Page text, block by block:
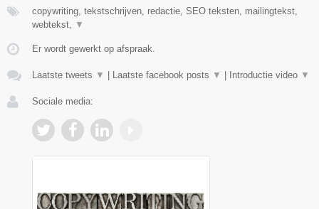
copywriting, tekstschrijven, redactie, SEO teksten, mailingtekst,
webtekst,
▼
Er wordt gewerkt op afspraak.
Laatste tweets ▼ Laatste facebook posts ▼ Introductie video ▼
Sociale media: